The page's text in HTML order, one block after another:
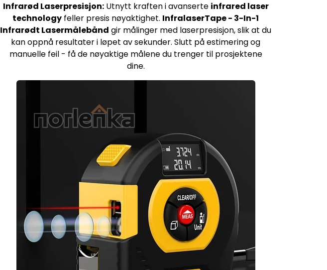
Infrarød Laserpresisjon:Utnytt kraften i avanserte infrared laser
technology feller presis nøyaktighet. InfralaserTape - 3-In-1
Infrarødt Lasermålebånd gir målinger med laserpresisjon, slik at du
kan oppnå resultater i løpet av sekunder. Slutt på estimering og
manuelle feil - få de nøyaktige målene du trenger til prosjektene
dine.